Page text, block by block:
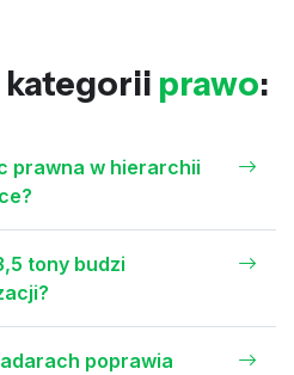
kategorii prawo:
prawna w hierarchii
tony budzi
poprawia